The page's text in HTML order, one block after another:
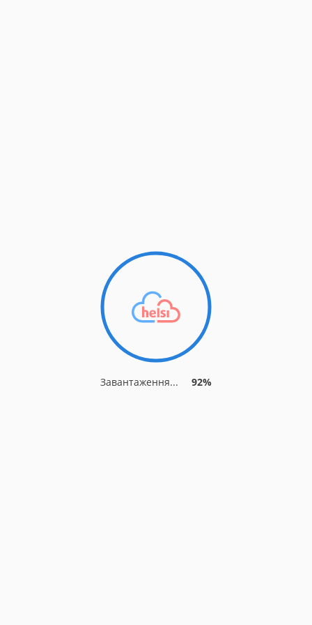
Завантаження... 92%